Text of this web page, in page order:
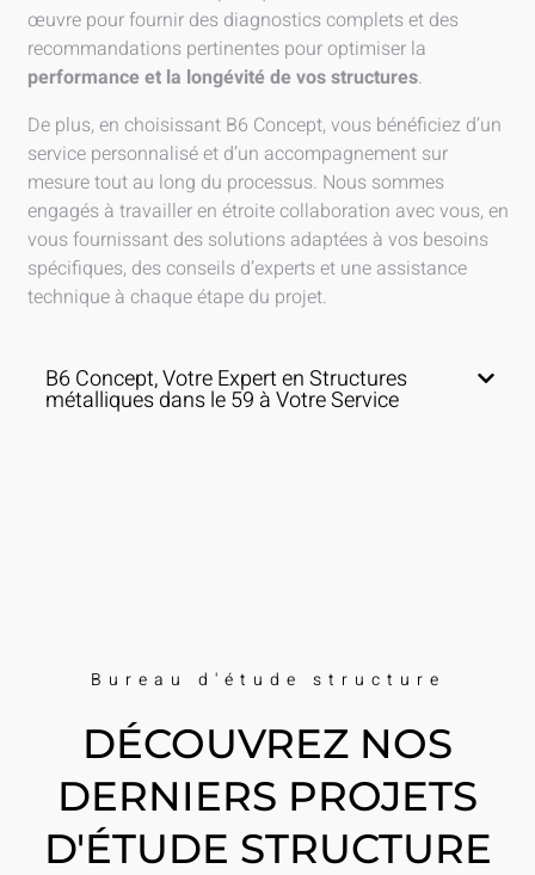
œuvre pour fournir des diagnostics complets et des
recommandations pertinentes pour optimiser la
performance et la longévité de vos structures.
De plus, en choisissant B6 Concept, vous bénéficiez d’un
service personnalisé et d’un accompagnement sur
mesure tout au long du processus. Nous sommes
engagés à travailler en étroite collaboration avec vous, en
vous fournissant des solutions adaptées à vos besoins
spécifiques, des conseils d’experts et une assistance
technique à chaque étape du projet.
B6 Concept, Votre Expert en Structures
métalliques dans le 59 à Votre Service
Bureau d'étude structure
DÉCOUVREZ NOS
DERNIERS PROJETS
D'ÉTUDE STRUCTURE